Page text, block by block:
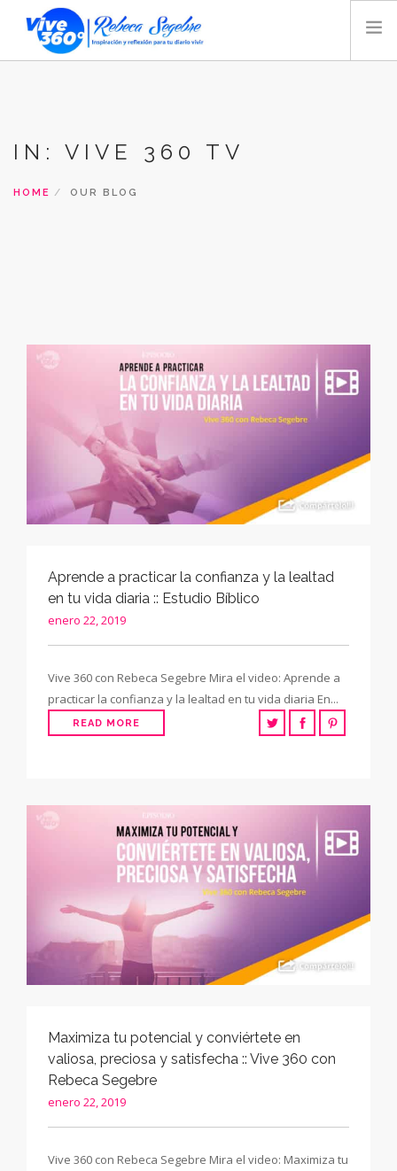
VIDEO
RADIO
IN: VIVE 360 TV
HOME OUR BLOG
Aprende a practicar la confianza y la lealtad
en tu vida diaria :: Estudio Bíblico
enero 22, 2019
Vive 360 con Rebeca Segebre Mira el video: Aprende a
practicar la confianza y la lealtad en tu vida diaria En...
READ MORE
Maximiza tu potencial y conviértete en
valiosa, preciosa y satisfecha :: Vive 360 con
Rebeca Segebre
enero 22, 2019
Vive 360 con Rebeca Segebre Mira el video: Maximiza tu